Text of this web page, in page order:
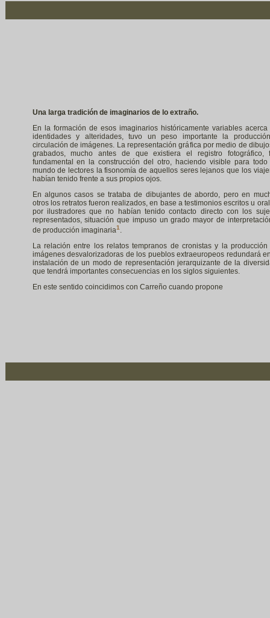
Una larga tradición de imaginarios de lo extraño.
En la formación de esos imaginarios históricamente variables acerca
identidades y alteridades, tuvo un peso importante la
circulación de imágenes. La representación gráfica por medio de
grabados, mucho antes de que existiera el registro fotográfico,
fundamental en la construcción del otro, haciendo visible para todo
mundo de lectores la fisonomía de aquellos seres lejanos que los
habían tenido frente a sus propios ojos.
En algunos casos se trataba de dibujantes de abordo, pero en
otros los retratos fueron realizados, en base a testimonios escritos u
por ilustradores que no habían tenido contacto directo con los
representados, situación que impuso un grado mayor de
de producción imaginaria1.
La relación entre los relatos tempranos de cronistas y la producción
imágenes desvalorizadoras de los pueblos extraeuropeos redundará
instalación de un modo de representación jerarquizante de la
que tendrá importantes consecuencias en los siglos siguientes.
En este sentido coincidimos con Carreño cuando propone